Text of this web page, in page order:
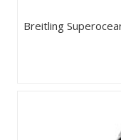
Breitling